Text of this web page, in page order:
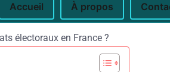
Accueil À propos